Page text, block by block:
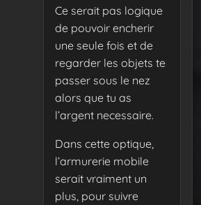
Ce serait pas logique
de pouvoir encherir
une seule fois et de
regarder les objets te
passer sous le nez
alors que tu as
l’argent necessaire.
Dans cette optique,
l’armurerie mobile
serait vraiment un
plus, pour suivre